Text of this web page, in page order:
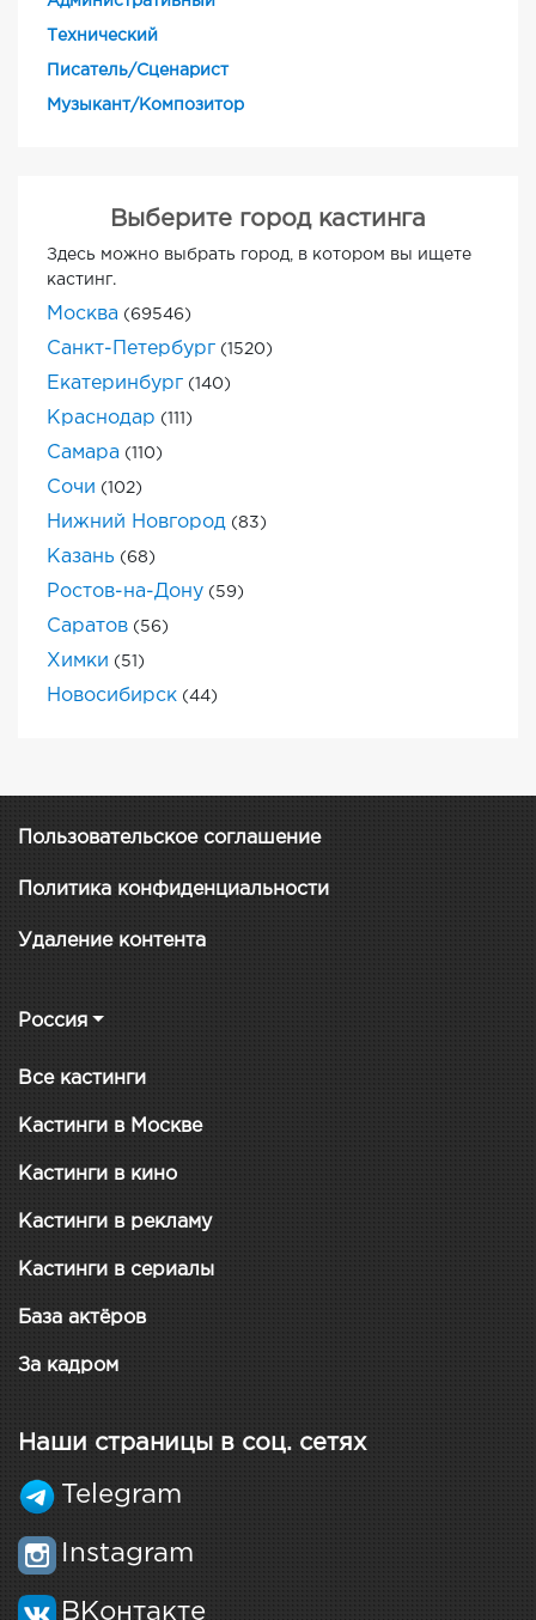
Технический
Писатель/Сценарист
Музыкант/Композитор
Выберите город кастинга
Здесь можно выбрать город, в котором вы ищете
кастинг.
Москва (69546)
Санкт-Петербург (1520)
Екатеринбург (140)
Краснодар (111)
Самара (110)
Сочи (102)
Нижний Новгород (83)
Казань (68)
Ростов-на-Дону (59)
Саратов (56)
Химки (51)
Новосибирск (44)
Пользовательское соглашение
Политика конфиденциальности
Удаление контента
Россия
Все кастинги
Кастинги в Москве
Кастинги в кино
Кастинги в рекламу
Кастинги в сериалы
База актёров
За кадром
Наши страницы в соц. сетях
Telegram
Instagram
ВКонтакте